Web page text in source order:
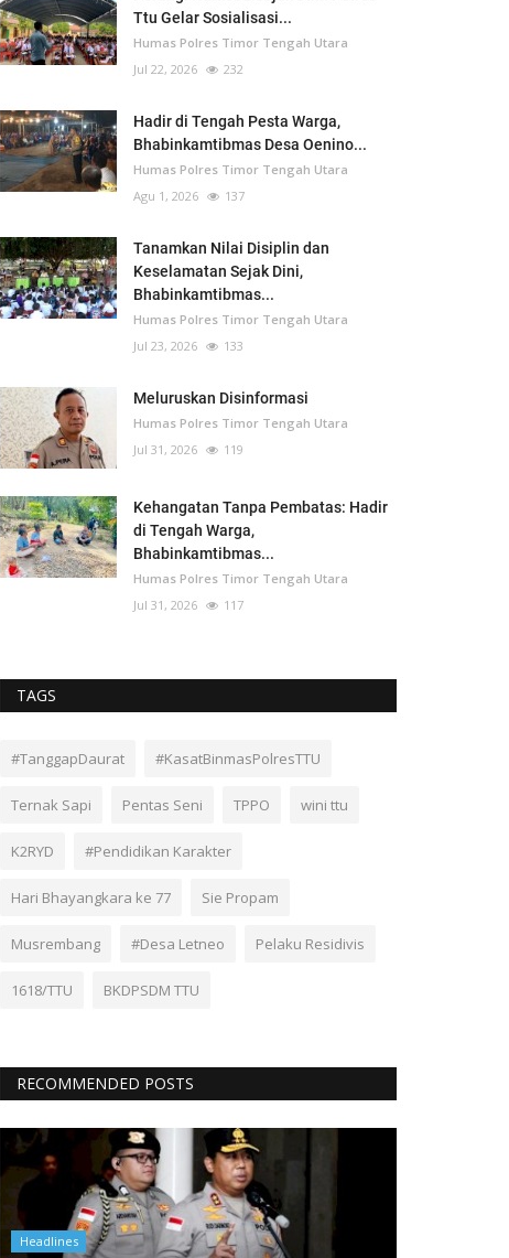
Ttu Gelar Sosialisasi...
Humas Polres Timor Tengah Utara
Jul 22, 2026
232
Hadir di Tengah Pesta Warga,
Bhabinkamtibmas Desa Oenino...
Humas Polres Timor Tengah Utara
Agu 1, 2026
137
Tanamkan Nilai Disiplin dan
Keselamatan Sejak Dini,
Bhabinkamtibmas...
Humas Polres Timor Tengah Utara
Jul 23, 2026
133
Meluruskan Disinformasi
Humas Polres Timor Tengah Utara
Jul 31, 2026
119
Kehangatan Tanpa Pembatas: Hadir
di Tengah Warga,
Bhabinkamtibmas...
Humas Polres Timor Tengah Utara
Jul 31, 2026
117
TAGS
#TanggapDaurat #KasatBinmasPolresTTU
Ternak Sapi Pentas Seni TPPO wini ttu
K2RYD #Pendidikan Karakter
Hari Bhayangkara ke 77 Sie Propam
Musrembang #Desa Letneo Pelaku Residivis
1618/TTU BKDPSDM TTU
RECOMMENDED POSTS
Headlines